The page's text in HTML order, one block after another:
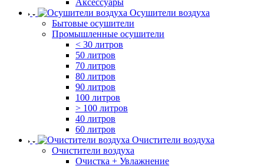
Аксессуары
Осушители воздуха
Бытовые осушители
Промышленные осушители
< 30 литров
50 литров
70 литров
80 литров
90 литров
100 литров
> 100 литров
40 литров
60 литров
Очистители воздуха
Очистители воздуха
Очистка + Увлажнение